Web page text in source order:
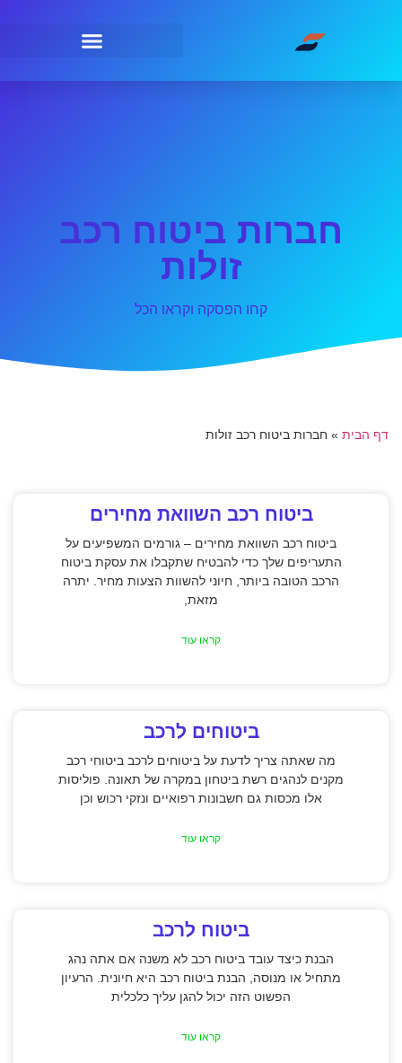
חברות ביטוח רכב
זולות
קחו הפסקה וקראו הכל
דף הבית » חברות ביטוח רכב זולות
ביטוח רכב השוואת מחירים
ביטוח רכב השוואת מחירים – גורמים המשפיעים על
התעריפים שלך כדי להבטיח שתקבלו את עסקת ביטוח
הרכב הטובה ביותר, חיוני להשוות הצעות מחיר. יתרה
מזאת,
קראו עוד
ביטוחים לרכב
מה שאתה צריך לדעת על ביטוחים לרכב ביטוחי רכב
מקנים לנהגים רשת ביטחון במקרה של תאונה. פוליסות
אלו מכסות גם חשבונות רפואיים ונזקי רכוש וכן
קראו עוד
ביטוח לרכב
הבנת כיצד עובד ביטוח רכב לא משנה אם אתה נהג
מתחיל או מנוסה, הבנת ביטוח רכב היא חיונית. הרעיון
הפשוט הזה יכול להגן עליך כלכלית
קראו עוד